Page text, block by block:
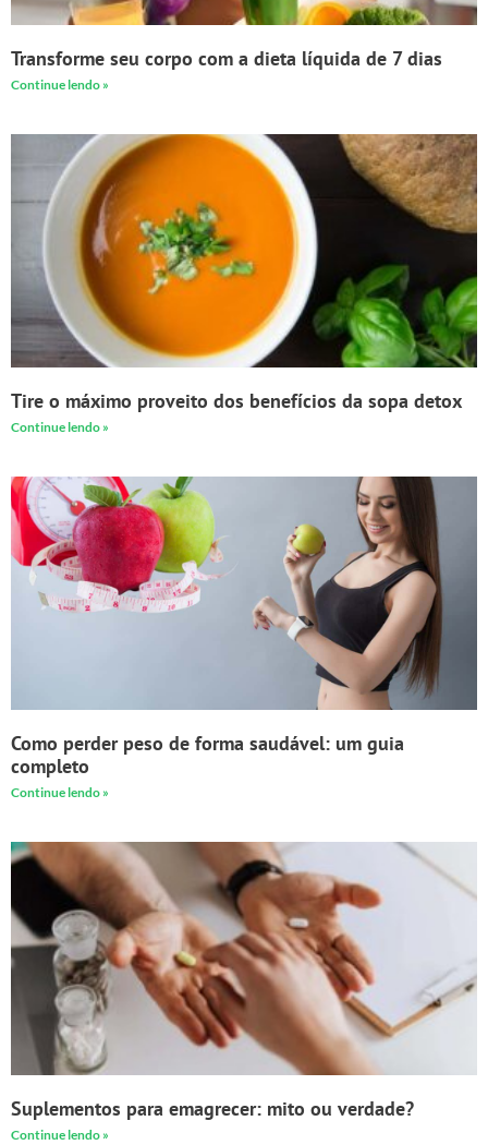
Transforme seu corpo com a dieta líquida de 7 dias
Continue lendo »
Tire o máximo proveito dos benefícios da sopa detox
Continue lendo »
Como perder peso de forma saudável: um guia
completo
Continue lendo »
Suplementos para emagrecer: mito ou verdade?
Continue lendo »